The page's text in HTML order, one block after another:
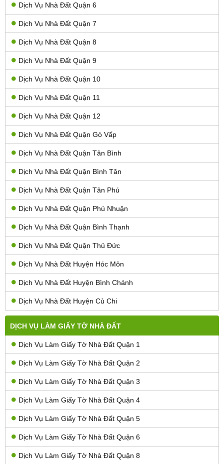
Dịch Vụ Nhà Đất Quận 6
Dịch Vụ Nhà Đất Quận 7
Dịch Vụ Nhà Đất Quận 8
Dịch Vụ Nhà Đất Quận 9
Dịch Vụ Nhà Đất Quận 10
Dịch Vụ Nhà Đất Quận 11
Dịch Vụ Nhà Đất Quận 12
Dịch Vụ Nhà Đất Quận Gò Vấp
Dịch Vụ Nhà Đất Quận Tân Bình
Dịch Vụ Nhà Đất Quận Bình Tân
Dịch Vụ Nhà Đất Quận Tân Phú
Dịch Vụ Nhà Đất Quận Phú Nhuận
Dịch Vụ Nhà Đất Quận Bình Thạnh
Dịch Vụ Nhà Đất Quận Thủ Đức
Dịch Vụ Nhà Đất Huyện Hóc Môn
Dịch Vụ Nhà Đất Huyện Bình Chánh
Dịch Vụ Nhà Đất Huyện Củ Chi
DỊCH VỤ LÀM GIẤY TỜ NHÀ ĐẤT
Dịch Vụ Làm Giấy Tờ Nhà Đất Quận 1
Dịch Vụ Làm Giấy Tờ Nhà Đất Quận 2
Dịch Vụ Làm Giấy Tờ Nhà Đất Quận 3
Dịch Vụ Làm Giấy Tờ Nhà Đất Quận 4
Dịch Vụ Làm Giấy Tờ Nhà Đất Quận 5
Dịch Vụ Làm Giấy Tờ Nhà Đất Quận 6
Dịch Vụ Làm Giấy Tờ Nhà Đất Quận 8